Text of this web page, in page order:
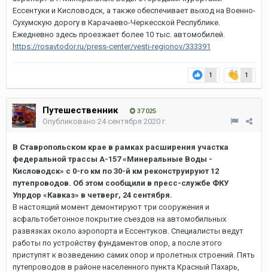
Ессентуки и Кисловодск, а также обеспечивает выход на Военно-
Сухумскую дорогу в Карачаево-Черкесской Республике.
Ежедневно здесь проезжает более 10 тыс. автомобилей.
https://rosavtodor.ru/press-center/vesti-regionov/333391
1 1
Путешественник 37 025
Опубликовано 24 сентября 2020 г.
В Ставропольском крае в рамках расширения участка
федеральной трассы А-157 «Минеральные Воды -
Кисловодск» с 0-го км по 30-й км реконструируют 12
путепроводов. Об этом сообщили в пресс-службе ФКУ
Упрдор «Кавказ» в четверг, 24 сентября.
В настоящий момент демонтируют три сооружения и
асфальтобетонное покрытие съездов на автомобильных
развязках около аэропорта и Ессентуков. Специалисты ведут
работы по устройству фундаментов опор, а после этого
приступят к возведению самих опор и пролетных строений. Пять
путепроводов в районе населенного пункта Красный Пахарь,